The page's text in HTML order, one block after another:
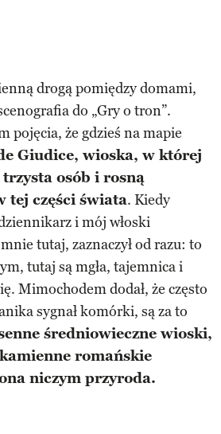
drogą pomiędzy domami,
do „Gry o tron”.
pojęcia, że gdzieś na mapie
Giudice, wioska, w której
osób i rosną
tej części świata. Kiedy
i mój włoski
tutaj, zaznaczył od razu: to
tutaj są mgła, tajemnica i
Mimochodem dodał, że często
sygnał komórki, są za to
średniowieczne wioski,
romańskie
niczym przyroda.